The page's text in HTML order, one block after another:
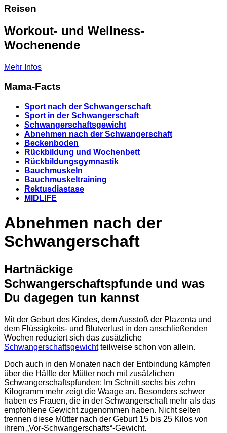
Reisen
Workout- und Wellness-
Wochenende
Mehr Infos
Mama-Facts
Sport nach der Schwangerschaft
Sport in der Schwangerschaft
Schwangerschaftsgewicht
Abnehmen nach der Schwangerschaft
Beckenboden
Rückbildung und Wochenbett
Rückbildungsgymnastik
Bauchmuskeln
Bauchmuskeltraining
Rektusdiastase
MIDLIFE
Abnehmen nach der
Schwangerschaft
Hartnäckige
Schwangerschaftspfunde und was
Du dagegen tun kannst
Mit der Geburt des Kindes, dem Ausstoß der Plazenta und
dem Flüssigkeits- und Blutverlust in den anschließenden
Wochen reduziert sich das zusätzliche
Schwangerschaftsgewichtteilweise schon von allein.
Doch auch in den Monaten nach der Entbindung kämpfen
über die Hälfte der Mütter noch mit zusätzlichen
Schwangerschaftspfunden: Im Schnitt sechs bis zehn
Kilogramm mehr zeigt die Waage an. Besonders schwer
haben es Frauen, die in der Schwangerschaft mehr als das
empfohlene Gewicht zugenommen haben. Nicht selten
trennen diese Mütter nach der Geburt 15 bis 25 Kilos von
ihrem „Vor-Schwangerschafts“-Gewicht.